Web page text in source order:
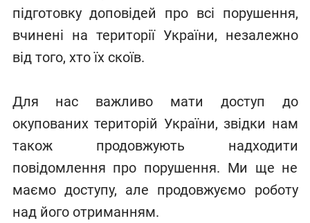
підготовку доповідей про всі порушення,
вчинені на території України, незалежно
від того, хто їх скоїв.
Для нас важливо мати доступ до
окупованих територій України, звідки нам
також продовжують надходити
повідомлення про порушення. Ми ще не
маємо доступу, але продовжуємо роботу
над його отриманням.